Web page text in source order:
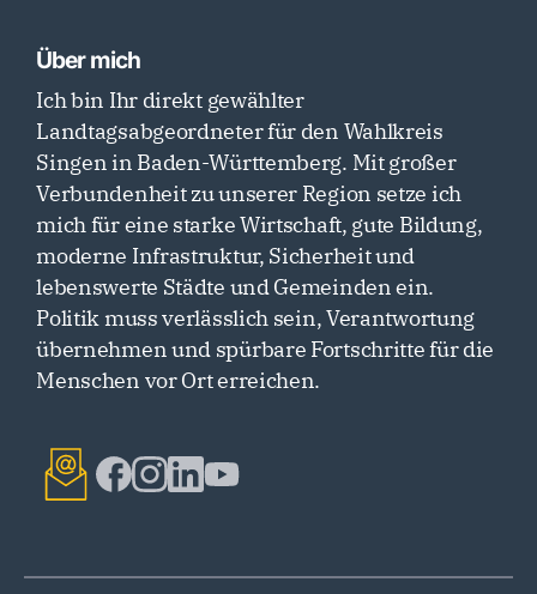
Über mich
Ich bin Ihr direkt gewählter
Landtagsabgeordneter für den Wahlkreis
Singen in Baden-Württemberg. Mit großer
Verbundenheit zu unserer Region setze ich
mich für eine starke Wirtschaft, gute Bildung,
moderne Infrastruktur, Sicherheit und
lebenswerte Städte und Gemeinden ein.
Politik muss verlässlich sein, Verantwortung
übernehmen und spürbare Fortschritte für die
Menschen vor Ort erreichen.